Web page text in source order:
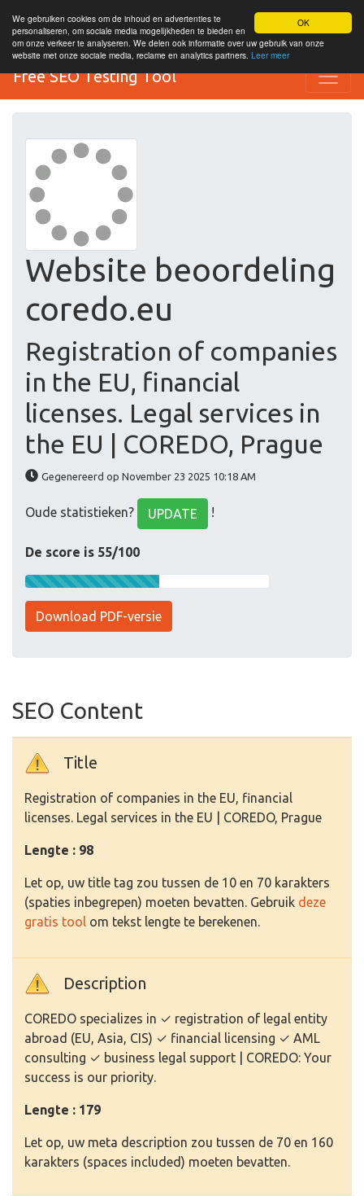
OK
We gebruiken cookies om de inhoud en advertenties te
personaliseren, om sociale media mogelijkheden te bieden en
om onze verkeer te analyseren. We delen ook informatie over uw gebruik van onze
website met onze sociale media, reclame en analytics partners. Leer meer
Free SEO Testing Tool
Website beoordeling
coredo.eu
Registration of companies
in the EU, financial
licenses. Legal services in
the EU | COREDO, Prague
Gegenereerd op November 23 2025 10:18 AM
Oude statistieken? UPDATE !
De score is 55/100
Download PDF-versie
SEO Content
Title
Registration of companies in the EU, financial
licenses. Legal services in the EU | COREDO, Prague
Lengte : 98
Let op, uw title tag zou tussen de 10 en 70 karakters
(spaties inbegrepen) moeten bevatten. Gebruik deze
gratis tool om tekst lengte te berekenen.
Description
COREDO specializes in ✓ registration of legal entity
abroad (EU, Asia, CIS) ✓ financial licensing ✓ AML
consulting ✓ business legal support | COREDO: Your
success is our priority.
Lengte : 179
Let op, uw meta description zou tussen de 70 en 160
karakters (spaces included) moeten bevatten.